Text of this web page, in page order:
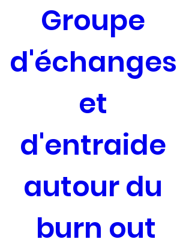
Groupe
d'échanges
et
d'entraide
autour du
burn out